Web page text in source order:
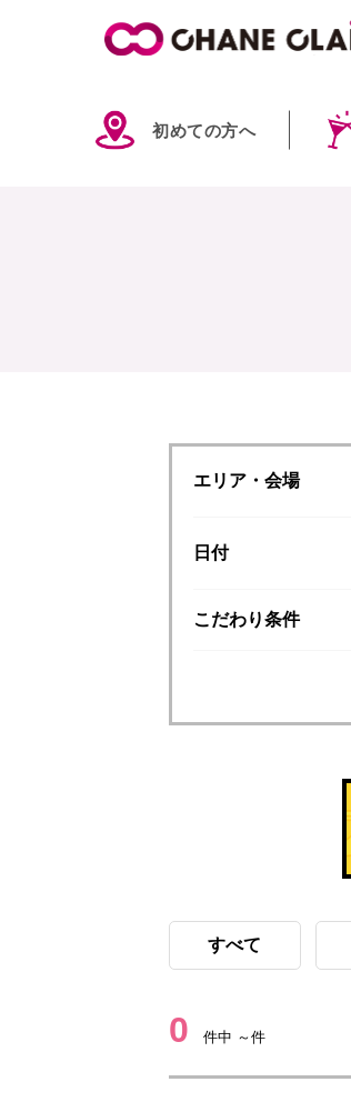
初めての方へ
エリア・会場
日付
こだわり条件
すべて
0 件中 ～件